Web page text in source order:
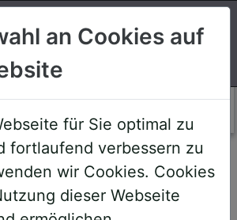
an Cookies auf
für Sie optimal zu
fortlaufend verbessern zu
wir Cookies. Cookies
dieser Webseite